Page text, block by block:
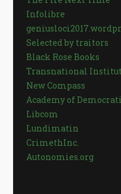
Infolibre
Selected by traitors
Black Rose Books
Transnational
New Compass
Academy of
Libcom
Lundimatin
CrimethInc.
Autonomies.org